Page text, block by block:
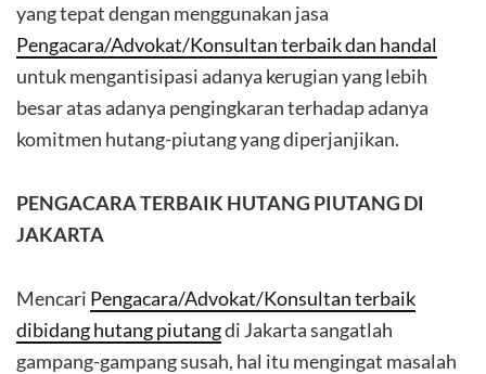
yang tepat dengan menggunakan jasa
Pengacara/Advokat/Konsultan terbaik dan handal
untuk mengantisipasi adanya kerugian yang lebih
besar atas adanya pengingkaran terhadap adanya
komitmen hutang-piutang yang diperjanjikan.
PENGACARA TERBAIK HUTANG PIUTANG DI
JAKARTA
Mencari Pengacara/Advokat/Konsultan terbaik
dibidang hutang piutangdi Jakarta sangatlah
gampang-gampang susah, hal itu mengingat masalah